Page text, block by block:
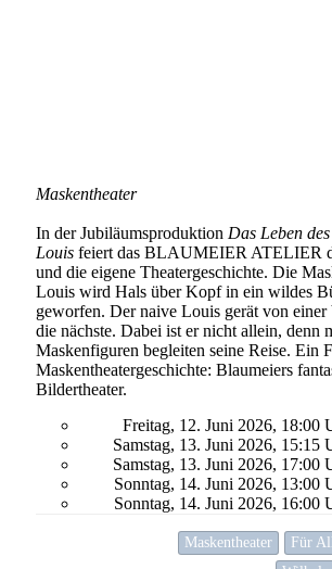
Maskentheater
In der Jubiläumsproduktion Das Leben
Louis feiert das BLAUMEIER ATELIER
und die eigene Theatergeschichte. Die
Louis wird Hals über Kopf in ein wildes
geworfen. Der naive Louis gerät von einer
die nächste. Dabei ist er nicht allein, denn
Maskenfiguren begleiten seine Reise. Ein
Maskentheatergeschichte: Blaumeiers
Bildertheater.
Freitag, 12. Juni 2026, 18:00
Samstag, 13. Juni 2026, 15:15
Samstag, 13. Juni 2026, 17:00
Sonntag, 14. Juni 2026, 13:00
Sonntag, 14. Juni 2026, 16:00
Maskentheater Für